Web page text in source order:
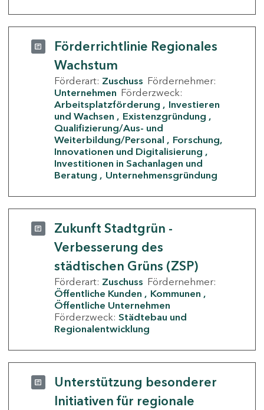
Förderrichtlinie Regionales
Wachstum
Förderart: Zuschuss Fördernehmer:
Unternehmen Förderzweck:
Arbeitsplatzförderung
Investieren
und Wachsen
Existenzgründung
Qualifizierung/Aus- und
Weiterbildung/Personal
Forschung,
Innovationen und Digitalisierung
Investitionen in Sachanlagen und
Beratung
Unternehmensgründung
Zukunft Stadtgrün -
Verbesserung des
städtischen Grüns (ZSP)
Förderart: Zuschuss Fördernehmer:
Öffentliche Kunden
Kommunen
Öffentliche Unternehmen
Förderzweck: Städtebau und
Regionalentwicklung
Unterstützung besonderer
Initiativen für regionale